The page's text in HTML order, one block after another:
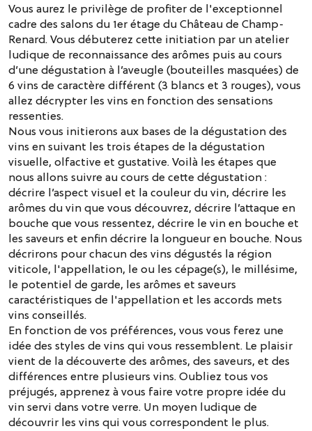
Vous aurez le privilège de profiter de l'exceptionnel
cadre des salons du 1er étage du Château de Champ-
Renard. Vous débuterez cette initiation par un atelier
ludique de reconnaissance des arômes puis au cours
d’une dégustation à l’aveugle (bouteilles masquées) de
6 vins de caractère différent (3 blancs et 3 rouges), vous
allez décrypter les vins en fonction des sensations
ressenties.
Nous vous initierons aux bases de la dégustation des
vins en suivant les trois étapes de la dégustation
visuelle, olfactive et gustative. Voilà les étapes que
nous allons suivre au cours de cette dégustation :
décrire l’aspect visuel et la couleur du vin, décrire les
arômes du vin que vous découvrez, décrire l’attaque en
bouche que vous ressentez, décrire le vin en bouche et
les saveurs et enfin décrire la longueur en bouche. Nous
décrirons pour chacun des vins dégustés la région
viticole, l'appellation, le ou les cépage(s), le millésime,
le potentiel de garde, les arômes et saveurs
caractéristiques de l'appellation et les accords mets
vins conseillés.
En fonction de vos préférences, vous vous ferez une
idée des styles de vins qui vous ressemblent. Le plaisir
vient de la découverte des arômes, des saveurs, et des
différences entre plusieurs vins. Oubliez tous vos
préjugés, apprenez à vous faire votre propre idée du
vin servi dans votre verre. Un moyen ludique de
découvrir les vins qui vous correspondent le plus.